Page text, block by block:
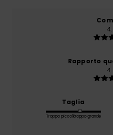
Rapporto
Taglia
Troppo piccoloTroppo grande